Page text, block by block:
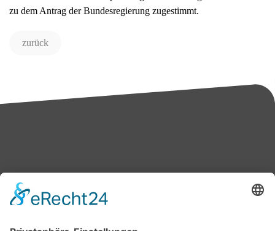
zu dem Antrag der Bundesregierung zugestimmt.
zurück
Bärbel Bas